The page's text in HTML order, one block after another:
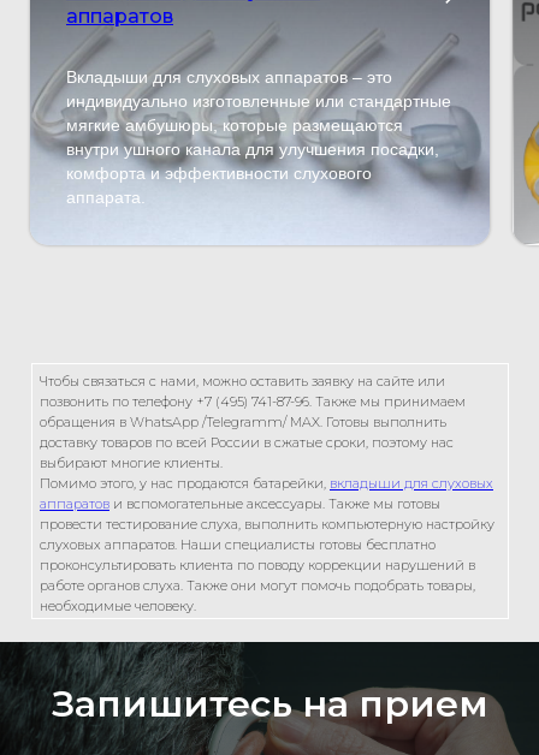
аппаратов
Вкладыши для слуховых аппаратов – это
индивидуально изготовленные или стандартные
мягкие амбушюры, которые размещаются
внутри ушного канала для улучшения посадки,
комфорта и эффективности слухового
аппарата.
Чтобы связаться с нами, можно оставить заявку на сайте или
позвонить по телефону +7 (495) 741-87-96. Также мы принимаем
обращения в WhatsApp /Telegramm/ MAX. Готовы выполнить
доставку товаров по всей России в сжатые сроки, поэтому нас
выбирают многие клиенты.
Помимо этого, у нас продаются батарейки, вкладыши для слуховых
аппаратов и вспомогательные аксессуары. Также мы готовы
провести тестирование слуха, выполнить компьютерную настройку
слуховых аппаратов. Наши специалисты готовы бесплатно
проконсультировать клиента по поводу коррекции нарушений в
работе органов слуха. Также они могут помочь подобрать товары,
необходимые человеку.
Запишитесь на прием